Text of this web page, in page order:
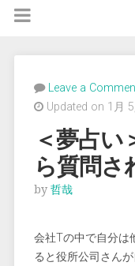
Leave a
Updated on 1月
＜夢占い
ら質問
by 哲哉
会社Tの中で自分は
ると役所公司さん